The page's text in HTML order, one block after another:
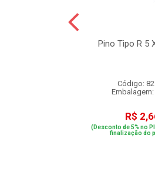
Pino Tipo R 5
Código:
Embalagem:
R$
(Desconto de 5% no
finalização do